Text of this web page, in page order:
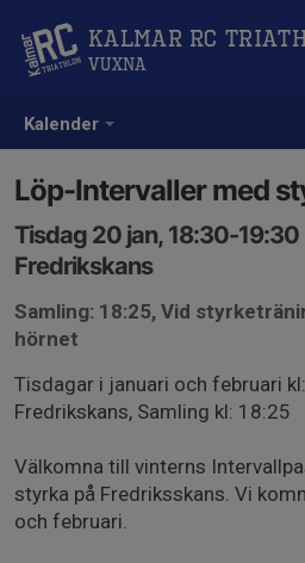
Kalender
Kalmar RC
Vuxna
Löp-Intervaller med
Tisdag 20 jan, 18:30-19:30
Fredrikskans
Samling: 18:25, Vid
hörnet
Tisdagar i januari och februari
Fredrikskans, Samling kl: 18:25
Välkomna till vinterns
styrka på Fredriksskans. Vi
och februari.